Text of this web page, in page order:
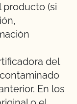
(si
del
En los